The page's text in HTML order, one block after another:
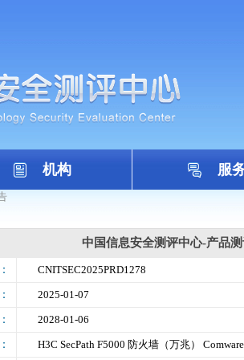
机构 服
中国信息安全测评中心-产品
CNITSEC2025PRD1278
2025-01-07
2028-01-06
H3C SecPath F5000 防火墙（万兆）